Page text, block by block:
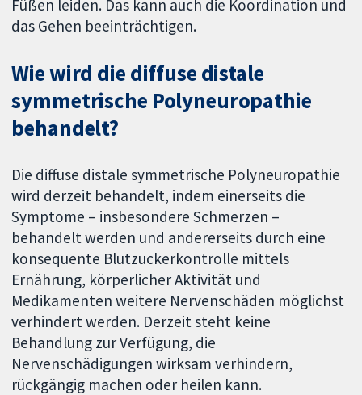
Füßen leiden. Das kann auch die Koordination und
das Gehen beeinträchtigen.
Wie wird die diffuse distale
symmetrische Polyneuropathie
behandelt?
Die diffuse distale symmetrische Polyneuropathie
wird derzeit behandelt, indem einerseits die
Symptome – insbesondere Schmerzen –
behandelt werden und andererseits durch eine
konsequente Blutzuckerkontrolle mittels
Ernährung, körperlicher Aktivität und
Medikamenten weitere Nervenschäden möglichst
verhindert werden. Derzeit steht keine
Behandlung zur Verfügung, die
Nervenschädigungen wirksam verhindern,
rückgängig machen oder heilen kann.